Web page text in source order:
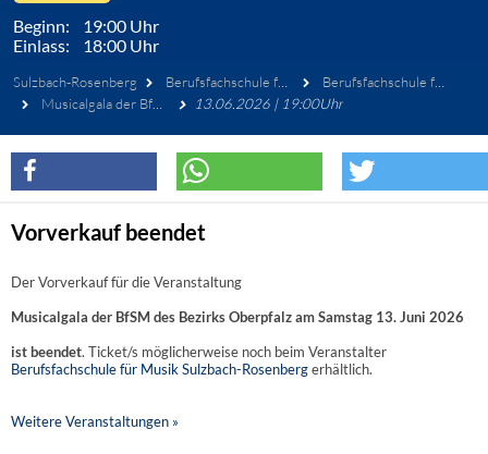
Beginn: 19:00 Uhr
Einlass: 18:00 Uhr
Sulzbach-Rosenberg Berufsfachschule für Musik
Berufsfachschule für Musik Sulzbach-Rosenberg
Musicalgala der BfSM des Bezirks Oberpfalz
13.06.2026 | 19:00Uhr
Vorverkauf beendet
Der Vorverkauf für die Veranstaltung
Musicalgala der BfSM des Bezirks Oberpfalz am Samstag 13. Juni 2026
ist beendet. Ticket/s möglicherweise noch beim Veranstalter
Berufsfachschule für Musik Sulzbach-Rosenbergerhältlich.
Weitere Veranstaltungen »